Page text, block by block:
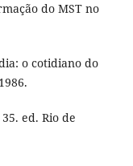
do MST no
o cotidiano do
ed. Rio de